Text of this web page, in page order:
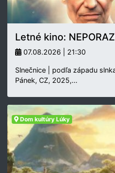
Letné kino:
07.08.2026 | 21:30
Slnečnice | podľa západu
Pánek, CZ, 2025,…
Dom kultúry Lúky